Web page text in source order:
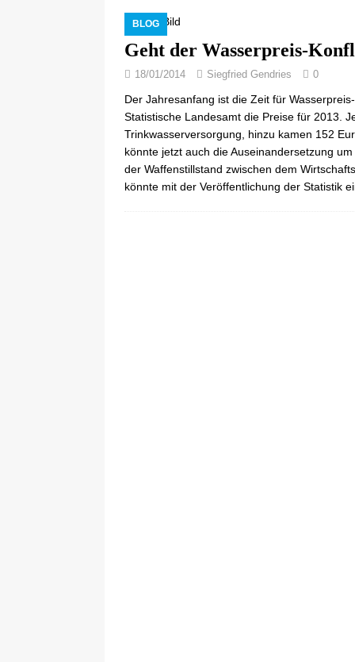
BLOG
Geht der Wasserpreis-
18/01/2014 Siegfried Gendries 0
Der Jahresanfang ist die Zeit für
Statistische Landesamt die Preise für 2013.
Trinkwasserversorgung, hinzu kamen 152
könnte jetzt auch die Auseinandersetzung
der Waffenstillstand zwischen dem
könnte mit der Veröffentlichung der Statistik